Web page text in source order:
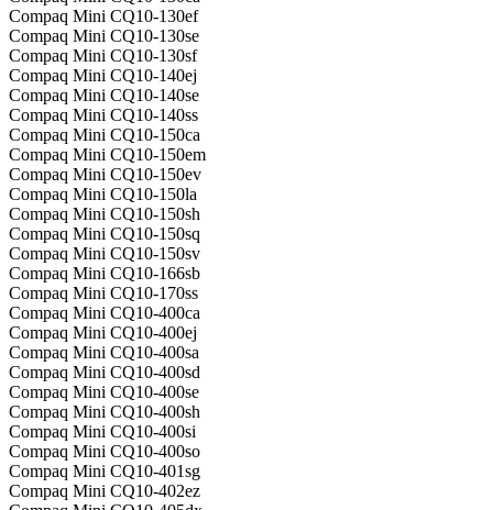
Compaq Mini CQ10-130ef
Compaq Mini CQ10-130se
Compaq Mini CQ10-130sf
Compaq Mini CQ10-140ej
Compaq Mini CQ10-140se
Compaq Mini CQ10-140ss
Compaq Mini CQ10-150ca
Compaq Mini CQ10-150em
Compaq Mini CQ10-150ev
Compaq Mini CQ10-150la
Compaq Mini CQ10-150sh
Compaq Mini CQ10-150sq
Compaq Mini CQ10-150sv
Compaq Mini CQ10-166sb
Compaq Mini CQ10-170ss
Compaq Mini CQ10-400ca
Compaq Mini CQ10-400ej
Compaq Mini CQ10-400sa
Compaq Mini CQ10-400sd
Compaq Mini CQ10-400se
Compaq Mini CQ10-400sh
Compaq Mini CQ10-400si
Compaq Mini CQ10-400so
Compaq Mini CQ10-401sg
Compaq Mini CQ10-402ez